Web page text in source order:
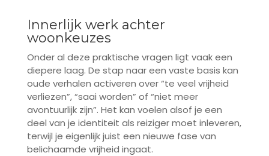
Innerlijk werk achter
woonkeuzes
Onder al deze praktische vragen ligt vaak een
diepere laag. De stap naar een vaste basis kan
oude verhalen activeren over “te veel vrijheid
verliezen”, “saai worden” of “niet meer
avontuurlijk zijn”. Het kan voelen alsof je een
deel van je identiteit als reiziger moet inleveren,
terwijl je eigenlijk juist een nieuwe fase van
belichaamde vrijheid ingaat.